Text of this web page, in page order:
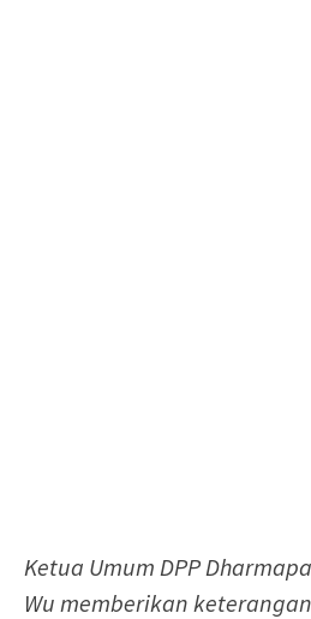
Ketua Umum DPP
Wu memberikan